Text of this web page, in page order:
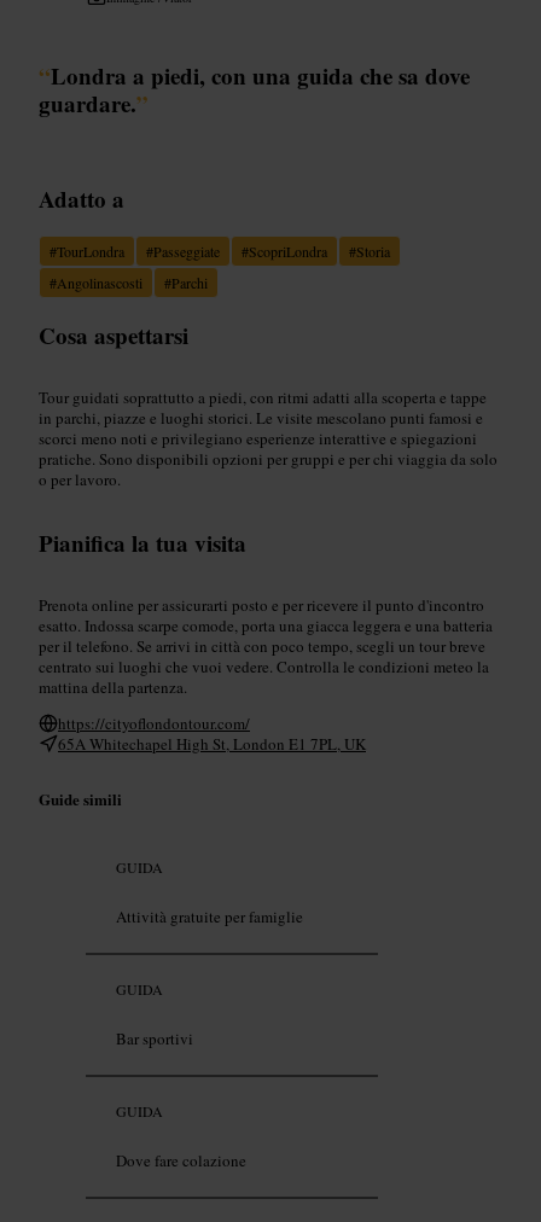
“Londra a piedi, con una guida che sa dove
guardare.”
Adatto a
#TourLondra #Passeggiate #ScopriLondra #Storia
#Angolinascosti #Parchi
Cosa aspettarsi
Tour guidati soprattutto a piedi, con ritmi adatti alla scoperta e tappe
in parchi, piazze e luoghi storici. Le visite mescolano punti famosi e
scorci meno noti e privilegiano esperienze interattive e spiegazioni
pratiche. Sono disponibili opzioni per gruppi e per chi viaggia da solo
o per lavoro.
Pianifica la tua visita
Prenota online per assicurarti posto e per ricevere il punto d'incontro
esatto. Indossa scarpe comode, porta una giacca leggera e una batteria
per il telefono. Se arrivi in città con poco tempo, scegli un tour breve
centrato sui luoghi che vuoi vedere. Controlla le condizioni meteo la
mattina della partenza.
https://cityoflondontour.com/
65A Whitechapel High St, London E1 7PL, UK
Guide simili
GUIDA
Attività gratuite per famiglie
GUIDA
Bar sportivi
GUIDA
Dove fare colazione